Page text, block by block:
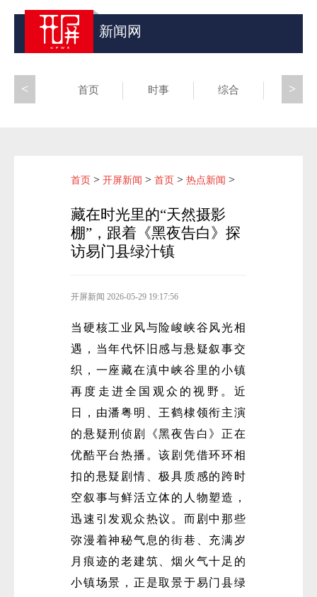
新闻网
首页 时事 综合 昆滇
>
<
首页 > 开屏新闻 > 首页 > 热点新闻 >
藏在时光里的“天然摄影
棚”，跟着《黑夜告白》探
访易门县绿汁镇
开屏新闻 2026-05-29 19:17:56
当硬核工业风与险峻峡谷风光相
遇，当年代怀旧感与悬疑叙事交
织，一座藏在滇中峡谷里的小镇
再度走进全国观众的视野。近
日，由潘粤明、王鹤棣领衔主演
的悬疑刑侦剧《黑夜告白》正在
优酷平台热播。该剧凭借环环相
扣的悬疑剧情、极具质感的跨时
空叙事与鲜活立体的人物塑造，
迅速引发观众热议。而剧中那些
弥漫着神秘气息的街巷、充满岁
月痕迹的老建筑、烟火气十足的
小镇场景，正是取景于易门县绿